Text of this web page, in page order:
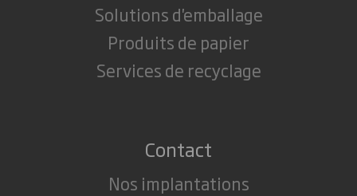
Solutions d'emballage
Produits de papier
Services de recyclage
Contact
Nos implantations